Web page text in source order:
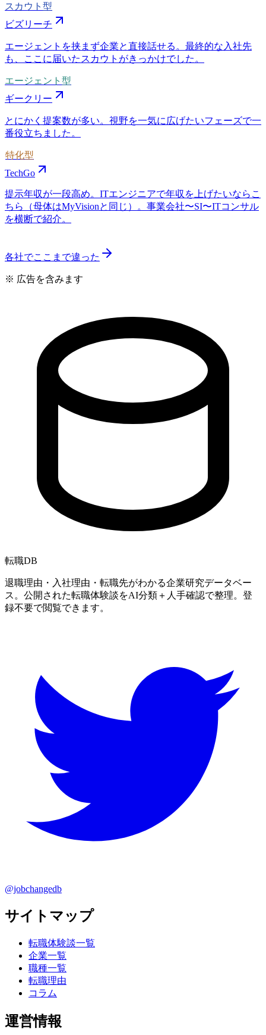
スカウト型
ビズリーチ
エージェントを挟まず企業と直接話せる。最終的な入社先
も、ここに届いたスカウトがきっかけでした。
エージェント型
ギークリー
とにかく提案数が多い。視野を一気に広げたいフェーズで一
番役立ちました。
特化型
TechGo
提示年収が一段高め。ITエンジニアで年収を上げたいならこ
ちら（母体はMyVisionと同じ）。事業会社〜SI〜ITコンサル
を横断で紹介。
各社でここまで違った
※ 広告を含みます
転職DB
退職理由・入社理由・転職先がわかる企業研究データベー
ス。公開された転職体験談をAI分類＋人手確認で整理。登
録不要で閲覧できます。
@jobchangedb
サイトマップ
転職体験談一覧
企業一覧
職種一覧
転職理由
コラム
運営情報